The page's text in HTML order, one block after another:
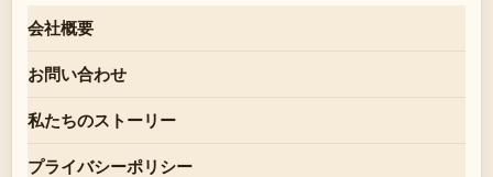
会社概要
お問い合わせ
私たちのストーリー
プライバシーポリシー